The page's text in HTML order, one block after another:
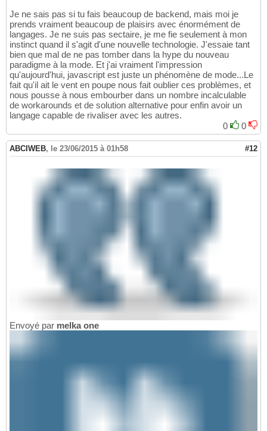
Je ne sais pas si tu fais beaucoup de backend, mais moi je
prends vraiment beaucoup de plaisirs avec énormément de
langages. Je ne suis pas sectaire, je me fie seulement à mon
instinct quand il s'agit d'une nouvelle technologie. J'essaie tant
bien que mal de ne pas tomber dans la hype du nouveau
paradigme à la mode. Et j'ai vraiment l'impression
qu'aujourd'hui, javascript est juste un phénomène de mode...Le
fait qu'il ait le vent en poupe nous fait oublier ces problèmes, et
nous pousse à nous embourber dans un nombre incalculable
de workarounds et de solution alternative pour enfin avoir un
langage capable de rivaliser avec les autres.
0
0
ABCIWEB, le 23/06/2015 à 01h58 #12
Envoyé par melka one